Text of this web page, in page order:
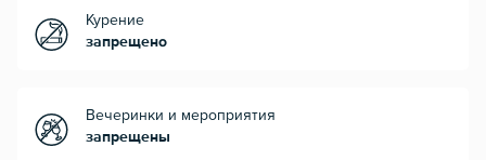
Курение
запрещено
Вечеринки и мероприятия
запрещены